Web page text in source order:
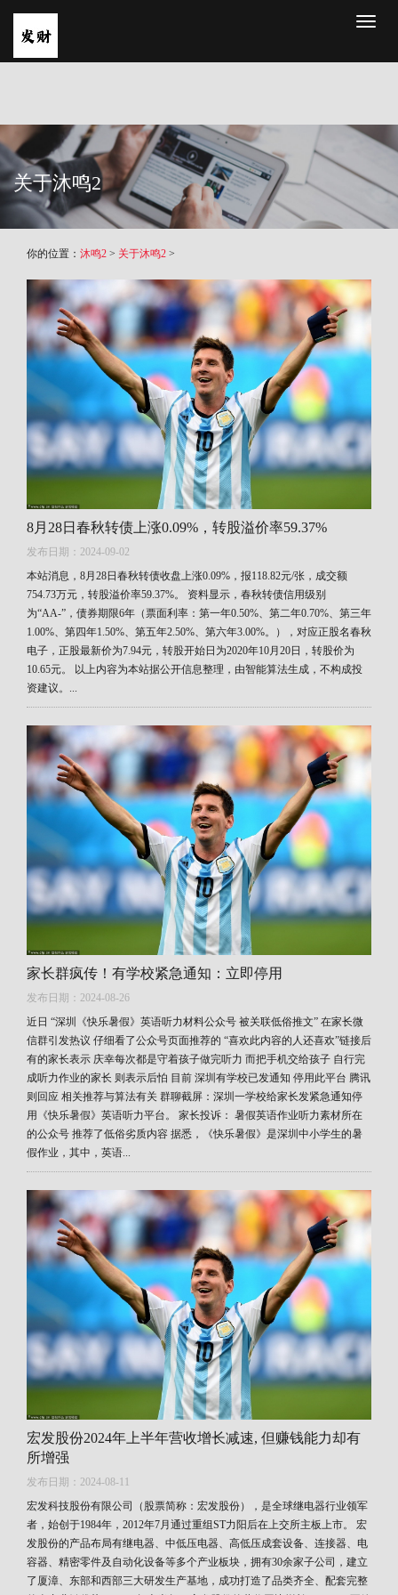
关于沐鸣2
你的位置： 沐鸣2 > 关于沐鸣2 >
8月28日春秋转债上涨0.09%，转股溢价率59.37%
发布日期：2024-09-02
本站消息，8月28日春秋转债收盘上涨0.09%，报118.82元/张，成交额
754.73万元，转股溢价率59.37%。 资料显示，春秋转债信用级别
为“AA-”，债券期限6年（票面利率：第一年0.50%、第二年0.70%、第三年
1.00%、第四年1.50%、第五年2.50%、第六年3.00%。），对应正股名春秋
电子，正股最新价为7.94元，转股开始日为2020年10月20日，转股价为
10.65元。 以上内容为本站据公开信息整理，由智能算法生成，不构成投
资建议。...
家长群疯传！有学校紧急通知：立即停用
发布日期：2024-08-26
近日 “深圳《快乐暑假》英语听力材料公众号 被关联低俗推文” 在家长微
信群引发热议 仔细看了公众号页面推荐的 “喜欢此内容的人还喜欢”链接后
有的家长表示 庆幸每次都是守着孩子做完听力 而把手机交给孩子 自行完
成听力作业的家长 则表示后怕 目前 深圳有学校已发通知 停用此平台 腾讯
则回应 相关推荐与算法有关 群聊截屏：深圳一学校给家长发紧急通知停
用《快乐暑假》英语听力平台。 家长投诉： 暑假英语作业听力素材所在
的公众号 推荐了低俗劣质内容 据悉，《快乐暑假》是深圳中小学生的暑
假作业，其中，英语...
宏发股份2024年上半年营收增长减速, 但赚钱能力却有
所增强
发布日期：2024-08-11
宏发科技股份有限公司（股票简称：宏发股份），是全球继电器行业领军
者，始创于1984年，2012年7月通过重组ST力阳后在上交所主板上市。 宏
发股份的产品布局有继电器、中低压电器、高低压成套设备、连接器、电
容器、精密零件及自动化设备等多个产业板块，拥有30余家子公司，建立
了厦漳、东部和西部三大研发生产基地，成功打造了品类齐全、配套完整